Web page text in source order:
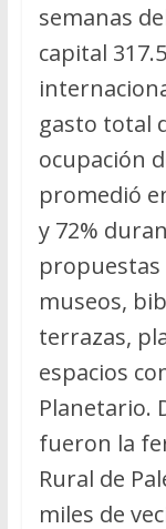
semanas
capital
gasto total
ocupación
promedió
y 72%
museos,
terrazas,
espacios
Planetario.
fueron la
Rural de
miles de